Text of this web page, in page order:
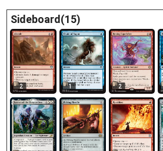
Sideboard(15)
2 1 2